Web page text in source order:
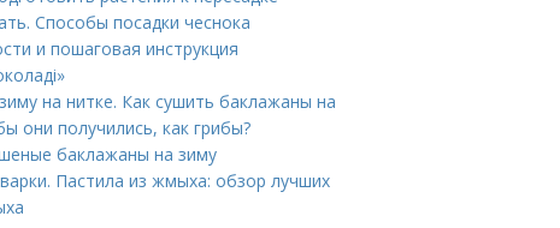
Способы посадки чеснока
и пошаговая инструкция
на нитке. Как сушить баклажаны на
они получились, как грибы?
баклажаны на зиму
Пастила из жмыха: обзор лучших